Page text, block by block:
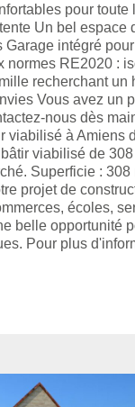
pour
Un bel
Garage intégré
normes RE2020 :
recherchant
Vous avez un
nous dès
viabilisé à Amiens
viabilisé de
Superficie :
projet de
écoles,
belle opportunité
Pour plus